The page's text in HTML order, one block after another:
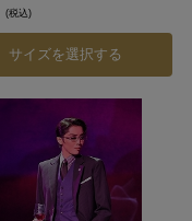
(税込)
サイズを選択する